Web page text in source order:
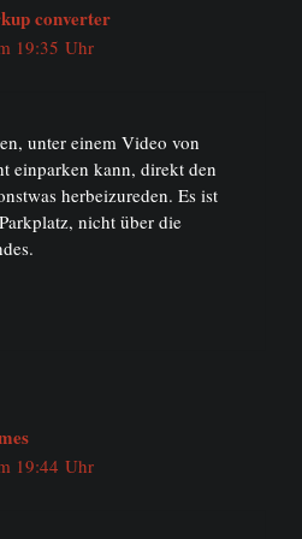
converter
19:35 Uhr
unter einem Video von
einparken kann, direkt den
herbeizureden. Es ist
nicht über die
19:44 Uhr